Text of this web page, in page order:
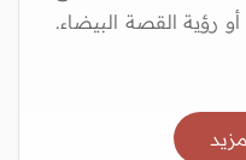
رؤية القصة البيضاء.